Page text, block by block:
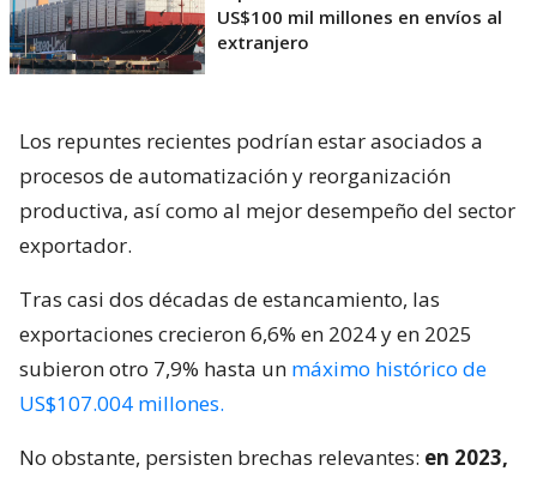
US$100 mil millones en envíos al
extranjero
Los repuntes recientes podrían estar asociados a
procesos de automatización y reorganización
productiva, así como al mejor desempeño del sector
exportador.
Tras casi dos décadas de estancamiento, las
exportaciones crecieron 6,6% en 2024 y en 2025
subieron otro 7,9% hasta un máximo histórico de
US$107.004 millones.
No obstante, persisten brechas relevantes: en 2023,